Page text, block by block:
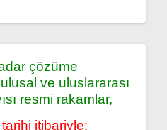
çözüme
ve uluslararası
resmi rakamlar,
itibariyle;